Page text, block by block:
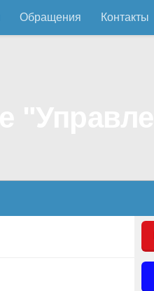
Обращения Контакты